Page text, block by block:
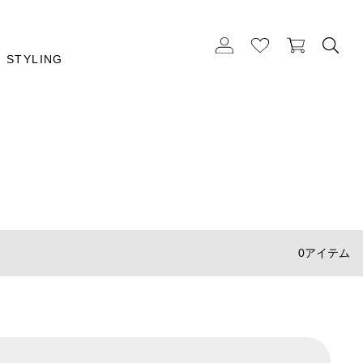
STYLING
0アイテム